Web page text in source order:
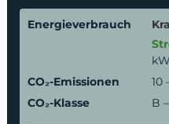
Energieverbrauch
CO₂-Emissionen
10
CO₂-Klasse
B